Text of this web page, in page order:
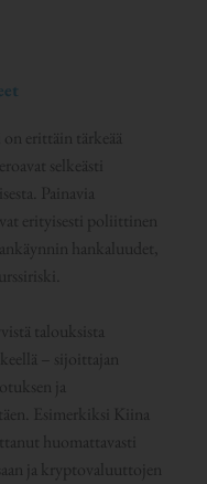
erittäin tärkeää
selkeästi
Painavia
erityisesti poliittinen
hankaluudet,
talouksista
– sijoittajan
ja
Esimerkiksi Kiina
huomattavasti
ja kryptovaluuttojen